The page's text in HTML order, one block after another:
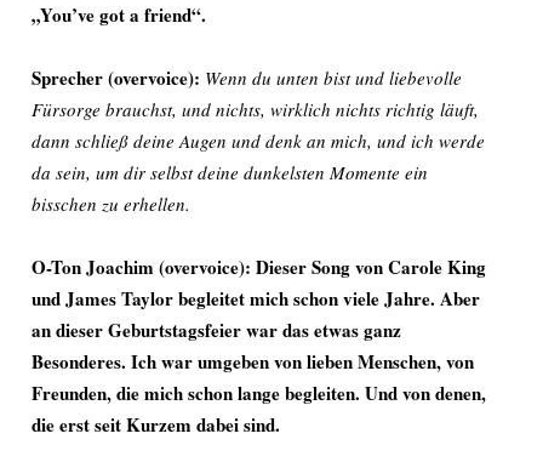
„You’ve got a friend“.
Sprecher(overvoice): Wenn du unten bist und liebevolle
Fürsorge brauchst, und nichts, wirklich nichts richtig läuft,
dann schließ deine Augen und denk an mich, und ich werde
da sein, um dir selbst deine dunkelsten Momente ein
bisschen zu erhellen.
O-Ton Joachim (overvoice): Dieser Song von Carole King
und James Taylor begleitet mich schon viele Jahre. Aber
an dieser Geburtstagsfeier war das etwas ganz
Besonderes. Ich war umgeben von lieben Menschen, von
Freunden, die mich schon lange begleiten. Und von denen,
die erst seit Kurzem dabei sind.